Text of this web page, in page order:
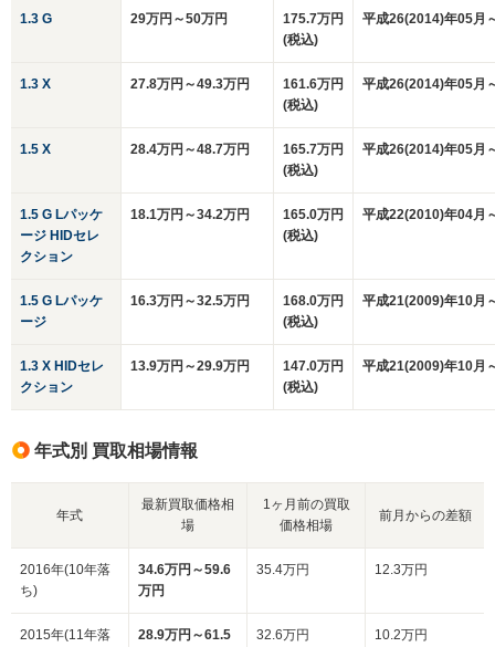
1.3 G 29万円～50万円
175.7万円
(税込)
平成26(2014)年05月
1.3 X 27.8万円～49.3万円
161.6万円
(税込)
平成26(2014)年05月
1.5 X 28.4万円～48.7万円
165.7万円
(税込)
平成26(2014)年05月
1.5 G Lパッケ
ージ HIDセレ
クション
18.1万円～34.2万円
165.0万円
(税込)
平成22(2010)年04月
1.5 G Lパッケ
ージ
16.3万円～32.5万円
168.0万円
(税込)
平成21(2009)年10月
1.3 X HIDセレ
クション
13.9万円～29.9万円
147.0万円
(税込)
平成21(2009)年10月
年式別 買取相場情報
年式
最新買取価格相
場
1ヶ月前の買取
価格相場
前月からの差額
2016年(10年落
ち)
34.6万円～59.6
万円
35.4万円 12.3万円
2015年(11年落
28.9万円～61.5
32.6万円 10.2万円